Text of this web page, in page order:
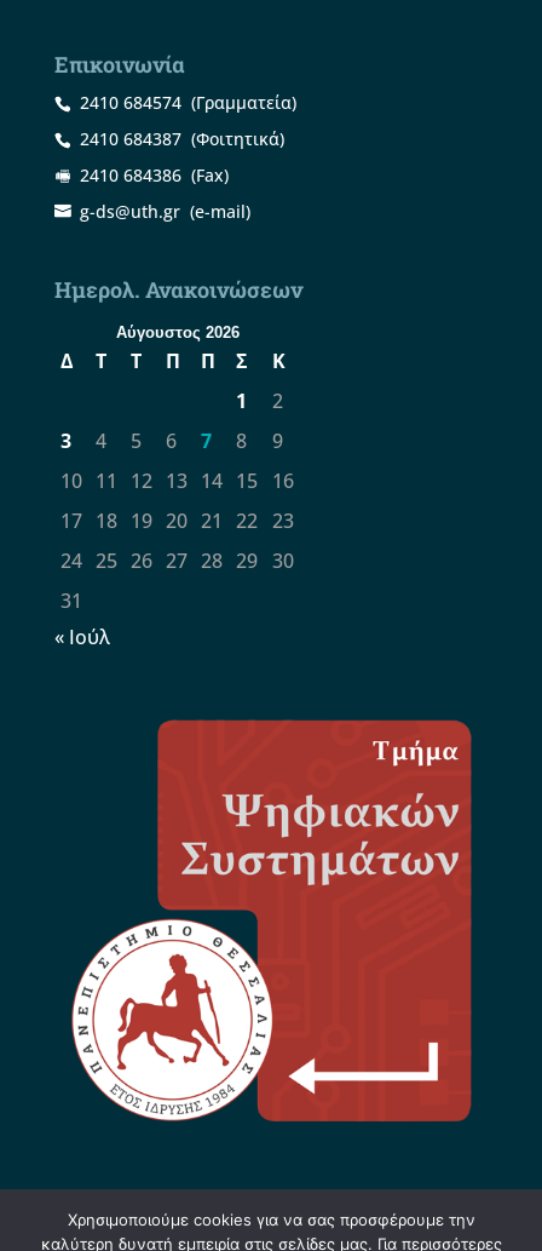
Επικοινωνία
2410 684574(Γραμματεία)
2410 684387(Φοιτητικά)
2410 684386(Fax)
g-ds@uth.gr(e-mail)
Ημερολ. Ανακοινώσεων
Αύγουστος 2026
Δ Τ Τ Π Π Σ
Κ
1
2
3
4 5 6 7 8
9
10 11 12 13 14 15
16
17 18 19 20 21 22 23
24 25 26 27 28 29 30
31
« Ιούλ
Χρησιμοποιούμε cookies για να σας προσφέρουμε την
καλύτερη δυνατή εμπειρία στις σελίδες μας. Για περισσότερες